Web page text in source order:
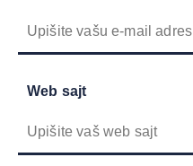
Web sajt